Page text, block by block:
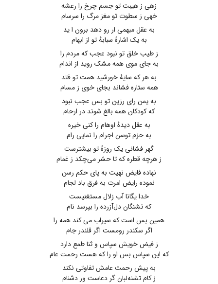
زهی ز هیبت تو جسم چرخ را رعشه
خهی ز سطوت تو مغز مرگ را سرسام
به عقل مبهمی ار رو دهد برون ا ید
به یک اشارهٔ سبابهٔ تو از ابهام
ز طیب خلق تو نبود عجب‌ که مردم را
به جای موی همه مشک روید از اندام
به هر که سایهٔ خورشید همت تو فتد
همه ستاره فشاند بجای خوی ز مسام
به یمن رای رزین تو بس عجب نبود
که‌ کودکان همه بالغ شوند در ارحام
به عقل دیدهٔ اوهام را کنی خیره
به حزم توسن اجرام را نمایی رام
گهر فشانی یک‌ روزهٔ تو بیشترست
ز هرچه قطره‌ که تا حشر می‌چکد ز غمام
نهاده فایض نهیت به پای حکم رسن
نموده رایض امرت به فرق باد لجام
خدا یگانا آب زلال مستغنیست
که تشنگان دل‌آزرده را بپرسد نام
همین بس است ‌که سیراب می کند همه را
اگر سکندر رومست اگر قلندر جام
ز فیض خویش سپاس و ثنا طمع دارد
که این سپاس بس او را که هست رحمت عام
به پیش رحمت عامش تفاوتی نکند
ز کام تشنه‌لبان ‌گر دعاست ور دشنام